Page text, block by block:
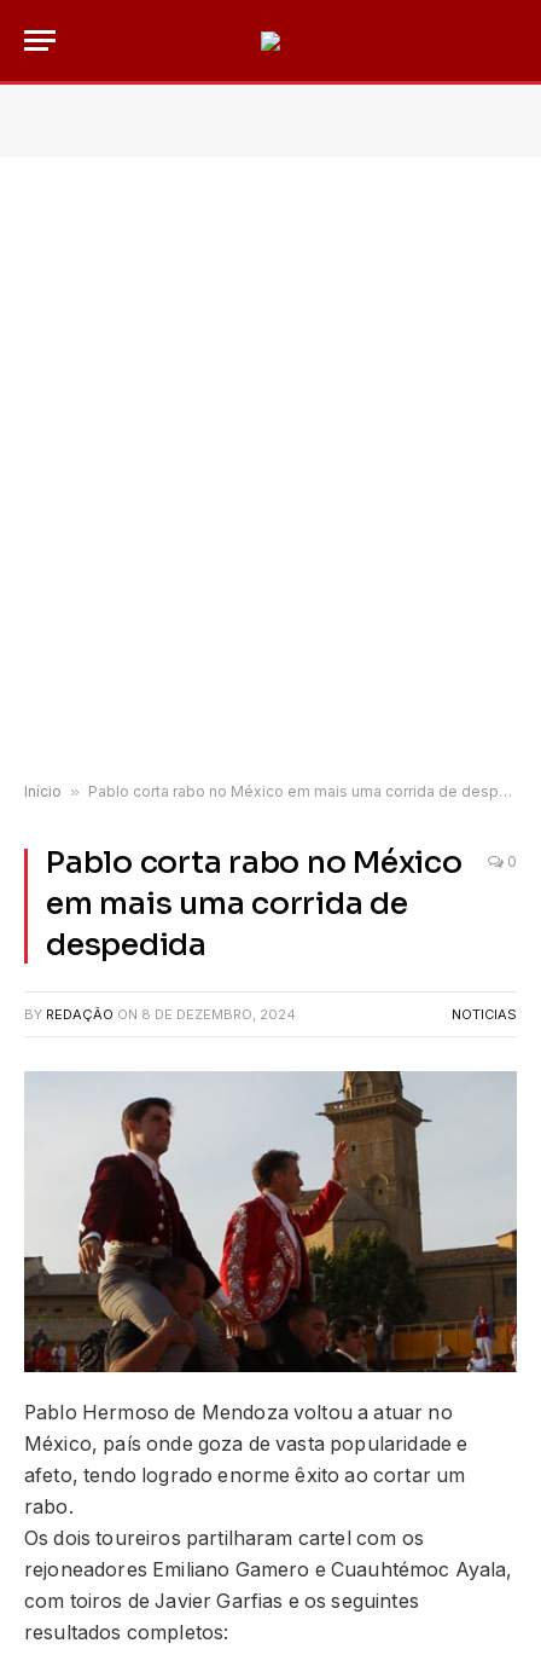
Início » Pablo corta rabo no México em mais uma corrida de despedida
Pablo corta rabo no México
em mais uma corrida de
despedida
0
BY REDAÇÃO ON 8 DE DEZEMBRO, 2024 NOTICIAS
Pablo Hermoso de Mendoza voltou a atuar no
México, país onde goza de vasta popularidade e
afeto, tendo logrado enorme êxito ao cortar um
rabo.
Os dois toureiros partilharam cartel com os
rejoneadores Emiliano Gamero e Cuauhtémoc Ayala,
com toiros de Javier Garfias e os seguintes
resultados completos: